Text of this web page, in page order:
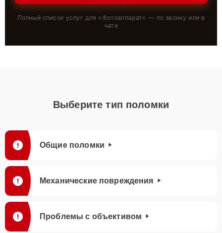
Полный список услуг для « Фотоаппарат» — по звонку или в
чате
Выберите тип поломки
Общие поломки
Механические повреждения
Проблемы с объективом